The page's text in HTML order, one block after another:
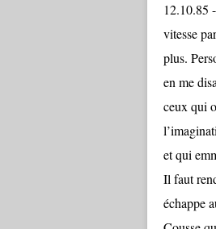
12.10.85
vitesse
plus.
en me
ceux qui
et qui
Il faut
échappe